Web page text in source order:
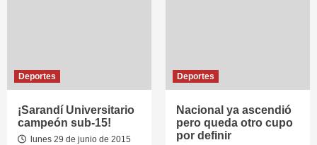
Deportes
¡Sarandí Universitario
campeón sub-15!
lunes 29 de junio de 2015
Deportes
Nacional ya ascendió
pero queda otro cupo
por definir